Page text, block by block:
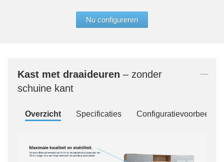
Nu configureren
Kast met draaideuren – zonder
schuine kant
Overzicht Specificaties Configuratievoorbeelden